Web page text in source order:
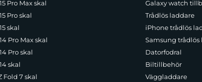
Series-skalet. Tack vare full kompatibilitet med
för användning, oavsett om du är hemma, på kontoret eller på
att säkerställa maximal funktionalitet. De exakt utformade
Oavsett om du tar bilder, lyssnar på musik eller
Pro Max skal
Pro skal
skal
Pro Max skal
Pro skal
skal
Fold 7 skal
Galaxy watch
Trådlös laddare
iPhone trådlös
Samsung trådlös
Datorfodral
Biltillbehör
Väggladdare